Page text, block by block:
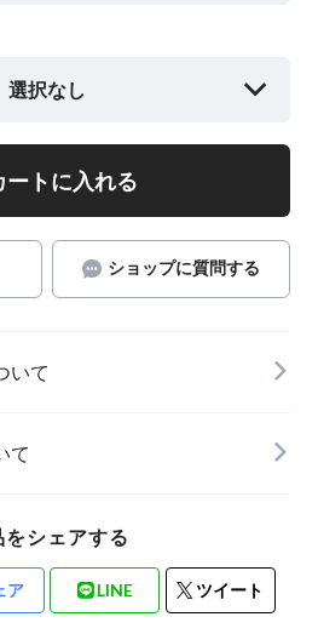
選択なし
ートに入れる
ショップに質問する
いて
て
をシェアする
ア LINE ツイート